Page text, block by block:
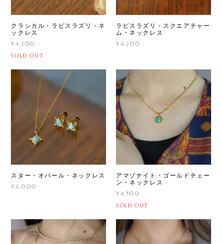
クラシカル・ラピスラズリ・ネ
ックレス
¥4,200
SOLD OUT
ラピスラズリ・スクエアチャー
ム・ネックレス
¥4,200
スター・オパール・ネックレス
¥4,000
アマゾナイト・ゴールドチェー
ン・ネックレス
¥4,500
SOLD OUT